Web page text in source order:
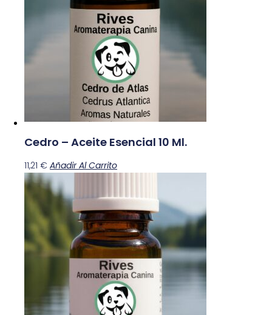
Cedro – Aceite Esencial 10 Ml.
11,21 € Añadir Al Carrito